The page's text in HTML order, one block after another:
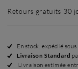
Retours gratuits 30
En stock, expédié
Livraison Standard
Livraison estimée